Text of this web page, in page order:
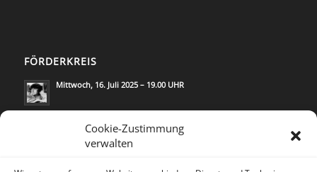
Cookie-Zustimmung
verwalten
FÖRDERKREIS
Mittwoch, 16. Juli 2025 – 19.00 UHR